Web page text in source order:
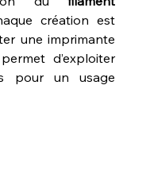
création est
une imprimante
d’exploiter
pour un usage